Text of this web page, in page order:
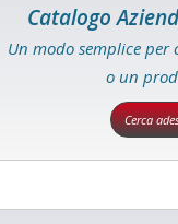
Catalogo
Un modo semplice per
o un
Cerca